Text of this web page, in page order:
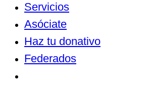
Servicios
Asóciate
Haz tu donativo
Federados